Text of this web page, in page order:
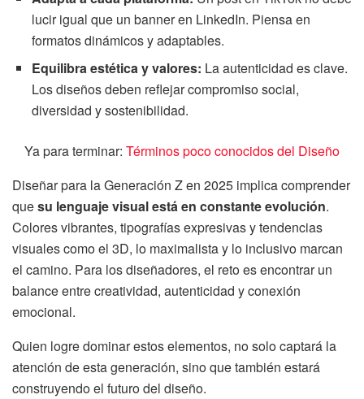
lucir igual que un banner en LinkedIn. Piensa en
formatos dinámicos y adaptables.
Equilibra estética y valores: La autenticidad es clave.
Los diseños deben reflejar compromiso social,
diversidad y sostenibilidad.
Ya para terminar: Términos poco conocidos del Diseño
Diseñar para la Generación Z en 2025 implica comprender
quesu lenguaje visual está en constante evolución.
Colores vibrantes, tipografías expresivas y tendencias
visuales como el 3D, lo maximalista y lo inclusivo marcan
el camino. Para los diseñadores, el reto es encontrar un
balance entre creatividad, autenticidad y conexión
emocional.
Quien logre dominar estos elementos, no solo captará la
atención de esta generación, sino que también estará
construyendo el futuro del diseño.